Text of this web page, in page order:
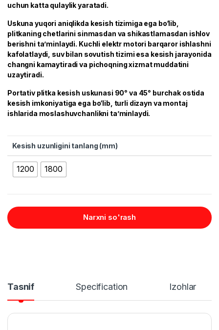
uchun katta qulaylik yaratadi.
Uskuna yuqori aniqlikda kesish tizimiga ega bo‘lib,
plitkaning chetlarini sinmasdan va shikastlamasdan ishlov
berishni ta’minlaydi. Kuchli elektr motori barqaror ishlashni
kafolatlaydi, suv bilan sovutish tizimi esa kesish jarayonida
changni kamaytiradi va pichoqning xizmat muddatini
uzaytiradi.
Portativ plitka kesish uskunasi 90° va 45° burchak ostida
kesish imkoniyatiga ega bo‘lib, turli dizayn va montaj
ishlarida moslashuvchanlikni ta’minlaydi.
Kesish uzunligini tanlang (mm)
1200 1800
Narxni so'rash
Tasnif Specification Izohlar